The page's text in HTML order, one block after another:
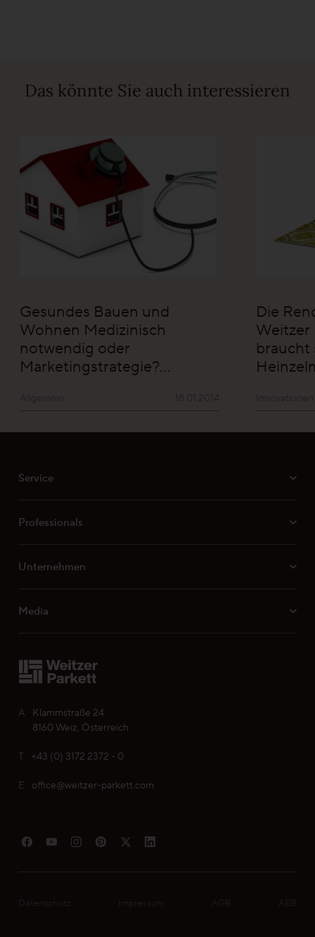
Das könnte Sie auch interessieren
Gesundes Bauen und
Wohnen Medizinisch
notwendig oder
Marketingstrategie?…
Die
braucht
A
Klammstraße 24
8160 Weiz, Österreich
T +43 (0) 3172 2372 - 0
E office@weitzer-parkett.com
Service
Professionals
Unternehmen
Media